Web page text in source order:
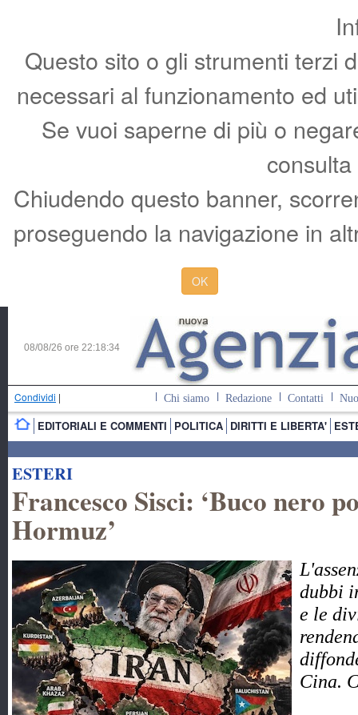
Questo sito o gli strumenti terzi
necessari al funzionamento ed
Se vuoi saperne di più o
Chiudendo questo banner,
proseguendo la navigazione in
OK
08/08/26 ore 22:18:35
Condividi | Chi siamo Redazione Contatti
EDITORIALI E COMMENTI POLITICA DIRITTI E LIBERTA'
ESTERI
Francesco Sisci: ‘Buco nero
Hormuz’
dubbi
e le
Cina.